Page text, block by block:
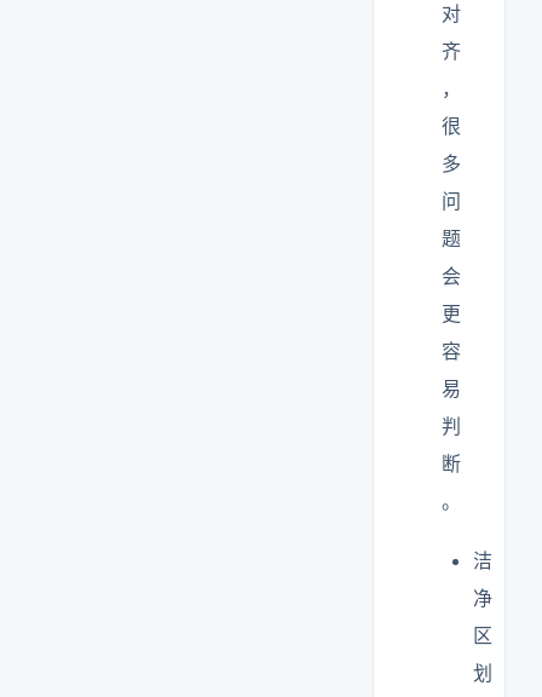
对
齐
，
很
多
问
题
会
更
容
易
判
断
。
洁
净
区
划